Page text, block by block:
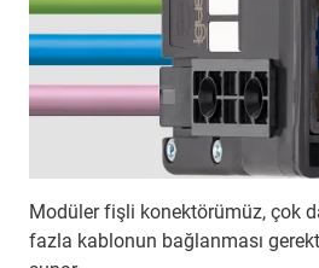
Modüler fişli konektörümüz, çok
fazla kablonun bağlanması